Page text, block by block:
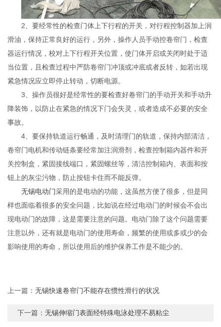
2、要经常性的检查门体上下行程的开关，对行程控制器加上润
滑油，保持正常良好的运行，另外，操作人员手动控卷帘门，检查
器运行情况，校对上下行程开关位置，使门体开启或关闭时处于适
当位置，且检查过程中严防卷帘门冲顶或冲底或者反转，如若出现
紧急情况应立即停止转动，切断电源。
3、操作员很好是经常性的要检查好卷帘门的手动开关和手动升
降装饰，以防止在紧急的情况下门会失灵，或者造成不必要的安全
事故。
4、要保持轨道运行畅通，及时清理门的轨道，保持内部清洁，
卷帘门电机和传动链条要经常加注润滑剂，检查控制箱内器件和开
关控制盒，紧固接线端口，紧固螺丝等，清洁控制箱内、表面和按
钮上的灰尘污物，防止按钮卡住而不能反弹。
无锡电动门采用的是电动的功能，这虽然方便了很多，但是同
样也面临着很多的安全问题，比如说在经过电动门的时候会不会出
现电动门的故障，这是需要注意的问题。电动门除了这个问题需要
注意以外，还有就是电动门的使用寿命，频繁的使用或多或少的会
影响使用的寿命，所以使用后的维护保养工作是不能少的。
上一篇：无锡快速卷帘门不能存在惯性滑行的状况
下一篇：无锡伸缩门表面经特殊电泳处理不易粘尘